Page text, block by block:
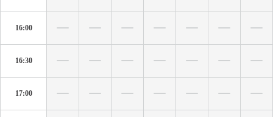
16:00
16:30
17:00